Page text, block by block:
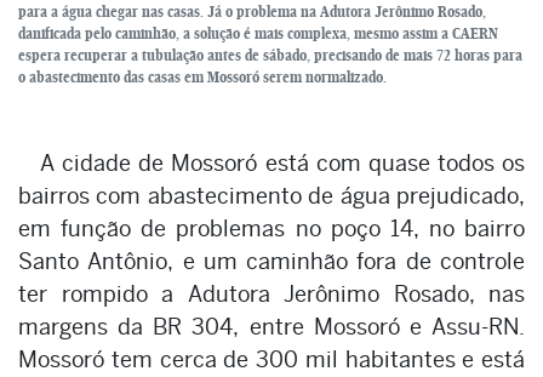
para a água chegar nas casas. Já o problema na Adutora Jerônimo Rosado,
danificada pelo caminhão, a solução é mais complexa, mesmo assim a CAERN
espera recuperar a tubulação antes de sábado, precisando de mais 72 horas para
o abastecimento das casas em Mossoró serem normalizado.
A cidade de Mossoró está com quase todos os
bairros com abastecimento de água prejudicado,
em função de problemas no poço 14, no bairro
Santo Antônio, e um caminhão fora de controle
ter rompido a Adutora Jerônimo Rosado, nas
margens da BR 304, entre Mossoró e Assu-RN.
Mossoró tem cerca de 300 mil habitantes e está